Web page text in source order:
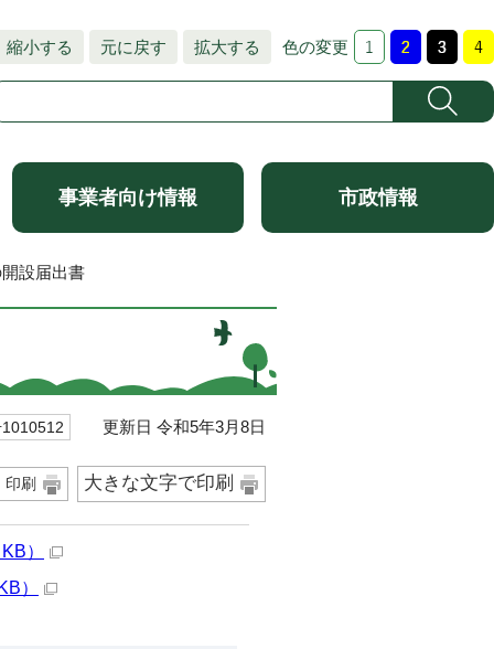
縮小する 元に戻す 拡大する 色の変更
事業者向け情報 市政情報
設届出書
更新日 令和5年3月8日
印刷 大きな文字で印刷
）
）